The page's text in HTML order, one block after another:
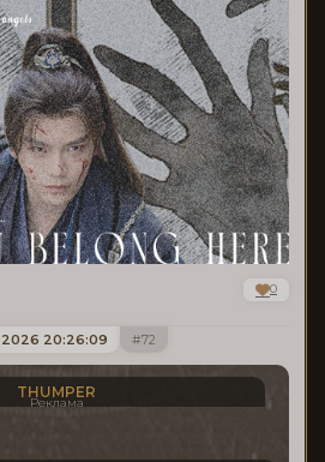
0
72
2026 20:26:09
THUMPER
Реклама